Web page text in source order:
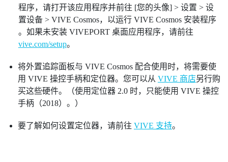
程序，请打开该应用程序并前往 [您的头像] > 设置 > 设
置设备 > VIVE Cosmos，以运行 VIVE Cosmos 安装程序
。如果未安装 VIVEPORT 桌面应用程序，请前往
vive.com/setup。
将外置追踪面板与 VIVE Cosmos 配合使用时，将需要使
用 VIVE 操控手柄和定位器。您可以从 VIVE 商店另行购
买这些硬件。（使用定位器 2.0 时，只能使用 VIVE 操控
手柄（2018）。）
要了解如何设置定位器，请前往 VIVE 支持。